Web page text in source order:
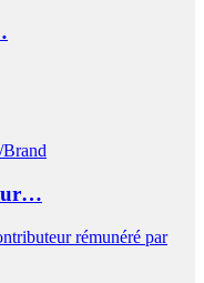
rémunéré par